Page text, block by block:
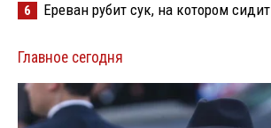
6 Ереван рубит сук, на котором сидит
Главное сегодня